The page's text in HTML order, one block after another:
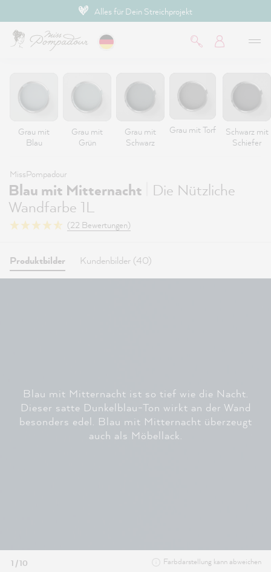
Persönliche & professionelle Beratung
Grau mit
Blau
Grau mit
Grün
Grau mit
Schwarz
Grau mit Torf
Schwarz mit
Schiefer
MissPompadour
Blau mit Mitternacht
Die Nützliche
Wandfarbe 1L
(22 Bewertungen)
Produktbilder Kundenbilder (40)
Blau mit Mitternacht ist so tief wie die Nacht.
Dieser satte Dunkelblau-Ton wirkt an der Wand
besonders edel. Blau mit Mitternacht überzeugt
auch als Möbellack.
1 / 10 Farbdarstellung kann abweichen